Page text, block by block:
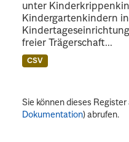
unter
Kindergartenkindern
freier Trägerschaft...
CSV
Sie können dieses
Dokumentation) abrufen.